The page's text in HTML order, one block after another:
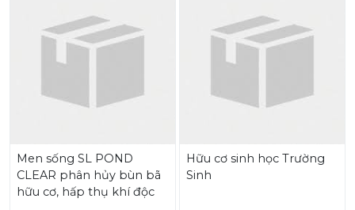
Men sống SL POND
CLEAR phân hủy bùn bã
hữu cơ, hấp thụ khí độc
Hữu cơ sinh học Trường
Sinh